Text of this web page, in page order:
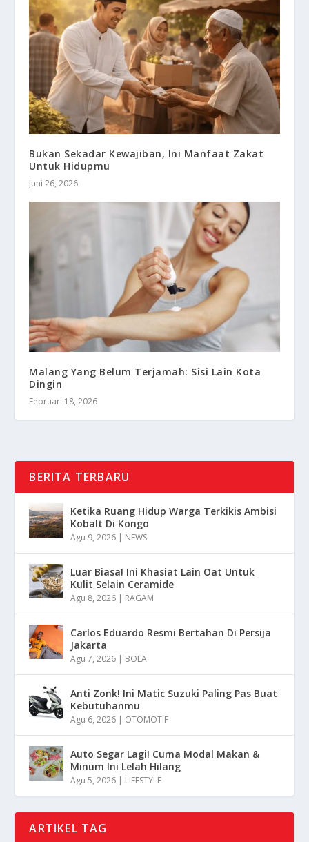
Bukan Sekadar Kewajiban, Ini Manfaat Zakat
Untuk Hidupmu
Juni 26, 2026
Malang Yang Belum Terjamah: Sisi Lain Kota
Dingin
Februari 18, 2026
BERITA TERBARU
Ketika Ruang Hidup Warga Terkikis Ambisi
Kobalt Di Kongo
Agu 9, 2026 | NEWS
Luar Biasa! Ini Khasiat Lain Oat Untuk
Kulit Selain Ceramide
Agu 8, 2026 | RAGAM
Carlos Eduardo Resmi Bertahan Di Persija
Jakarta
Agu 7, 2026 | BOLA
Anti Zonk! Ini Matic Suzuki Paling Pas Buat
Kebutuhanmu
Agu 6, 2026 | OTOMOTIF
Auto Segar Lagi! Cuma Modal Makan &
Minum Ini Lelah Hilang
Agu 5, 2026 | LIFESTYLE
ARTIKEL TAG